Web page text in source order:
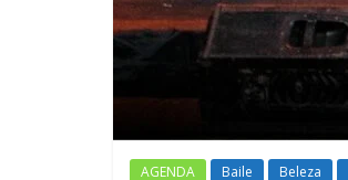
AGENDA Baile Beleza